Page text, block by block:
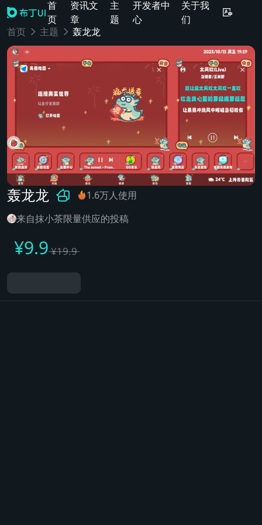
首
页
资讯文
章
主
题
开发者中
心
关于我
们
首页
主题 轰龙龙
轰龙龙
1.6万人使用
来自抹小茶限量供应的投稿
¥9.9¥19.9